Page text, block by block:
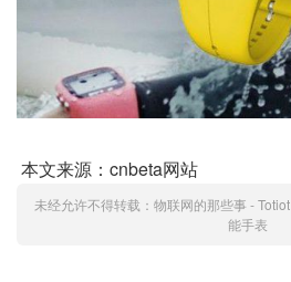
本文来源：cnbeta网站
未经允许不得转载： 物联网的那些事 - Totiot
能手表